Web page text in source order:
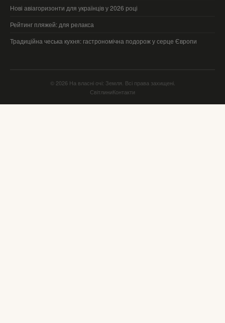
Нові авіагоризонти для українців у 2026 році
Рейтинг пляжей: для релакса
Традиційна чеська кухня: гастрономічна подорож у серце Європи
© 2026 На власні очі: Земля. Всі права захищені.
СвітлиниКонтакти